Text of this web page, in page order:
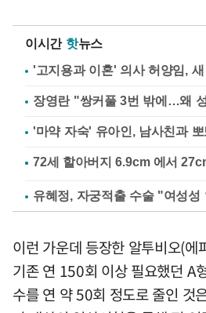
이시간 핫뉴스
'고지용과 이혼' 의사 허양임,
장영란 "쌍커풀 3번 밖에…왜
'마약 자숙' 유아인, 남사친과
유혜정, 자궁적출 수술 "여성
이런 가운데 등장한 알투비오(에
기존 연 150회 이상 필요했던 A
수를 연 약 50회 정도로 줄인 것